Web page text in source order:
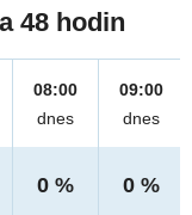
48 hodin
08:00
dnes
0 %
09:00
dnes
0 %